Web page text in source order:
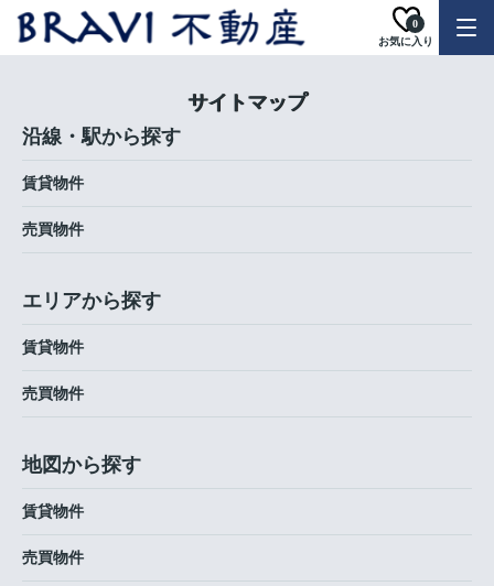
お気に入り
0
サイトマップ
沿線・駅から探す
賃貸物件
売買物件
エリアから探す
賃貸物件
売買物件
地図から探す
賃貸物件
売買物件